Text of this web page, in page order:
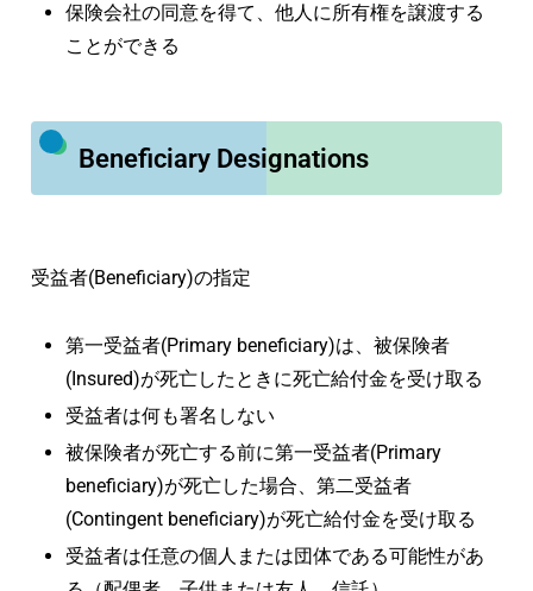
保険会社の同意を得て、他人に所有権を譲渡する
ことができる
Beneficiary Designations
受益者(Beneficiary)の指定
第一受益者(Primary beneficiary)は、被保険者
(Insured)が死亡したときに死亡給付金を受け取る
受益者は何も署名しない
被保険者が死亡する前に第一受益者(Primary
beneficiary)が死亡した場合、第二受益者
(Contingent beneficiary)が死亡給付金を受け取る
受益者は任意の個人または団体である可能性があ